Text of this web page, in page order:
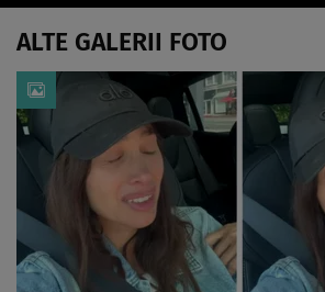
ALTE GALERII FOTO